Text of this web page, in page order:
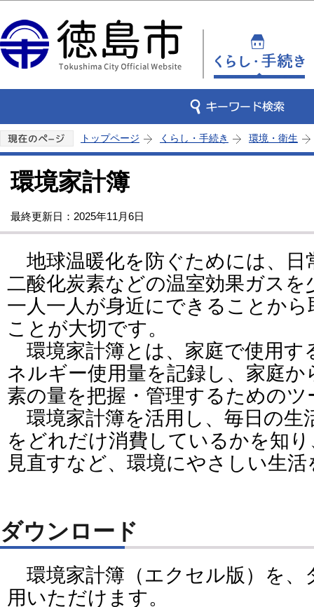
トップページ くらし・手続き 環境・衛生
環境家計簿
最終更新日：2025年11月6日
地球温暖化を防ぐためには、日
二酸化炭素などの温室効果ガス
一人一人が身近にできることか
ことが大切です。
環境家計簿とは、家庭で使用す
ネルギー使用量を記録し、家庭
素の量を把握・管理するためのツ
環境家計簿を活用し、毎日の生
をどれだけ消費しているかを知
見直すなど、環境にやさしい生
ダウンロード
環境家計簿（エクセル版）を、
用いただけます。